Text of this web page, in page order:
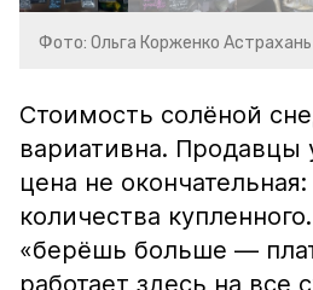
Фото: Ольга Корженко
Стоимость солёной
вариативна. Продавцы
цена не
количества
«берёшь больше —
работает здесь на все